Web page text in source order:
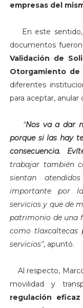
empresas del
En este sentido,
documentos fueron
Validación de
Otorgamiento de
diferentes
para aceptar, anular
"Nos va a dar
porque si las hay
consecuencia.
trabajar también
sientan
importante por
servicios y que de
patrimonio de una
como tlaxcaltecas
servicios", apuntó.
Al respecto,
movilidad y
regulación